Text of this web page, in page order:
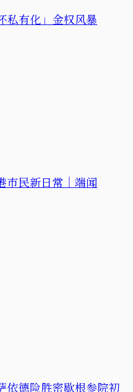
私有化」金权风暴
市民新日常｜端闻
依德险胜密歇根参院初